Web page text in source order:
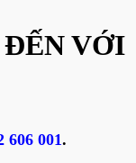
VỚI
606 001.